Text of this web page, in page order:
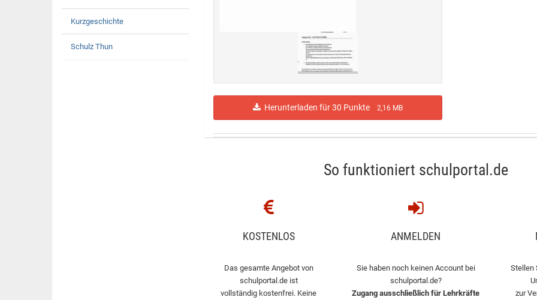
Kurzgeschichte
Schulz Thun
Herunterladen für 30 Punkte 2,16 MB
So funktioniert schulportal.de
KOSTENLOS
Das gesamte Angebot von
schulportal.de ist
vollständig kostenfrei. Keine
ANMELDEN
Sie haben noch keinen Account bei
schulportal.de?
Zugang ausschließlich für Lehrkräfte
Stellen
zur